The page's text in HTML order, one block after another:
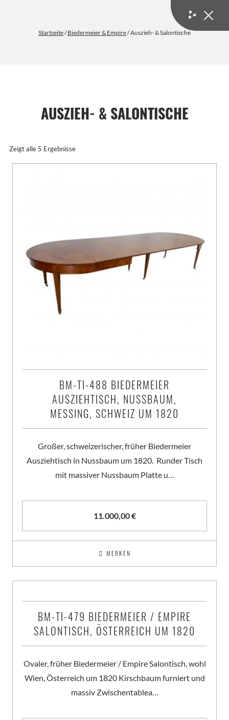
Startseite/Biedermeier & Empire/ Auszieh- & Salontische
AUSZIEH- & SALONTISCHE
Biedermeier & Empire | Entdecken Sie unsere große
Zeigt alle 5 Ergebnisse
BM-TI-488 BIEDERMEIER
AUSZIEHTISCH, NUSSBAUM,
MESSING, SCHWEIZ UM 1820
Großer, schweizerischer, früher Biedermeier
Ausziehtisch in Nussbaum um 1820. Runder Tisch
mit massiver Nussbaum Platte u…
11.000,00€
MERKEN
BM-TI-479 BIEDERMEIER / EMPIRE
SALONTISCH, ÖSTERREICH UM 1820
Ovaler, früher Biedermeier / Empire Salontisch, wohl
Wien, Österreich um 1820 Kirschbaum furniert und
massiv Zwischentablea…